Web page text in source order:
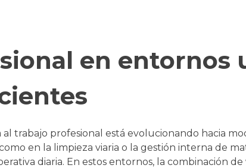
en entornos
trabajo profesional está evolucionando hacia
en la limpieza viaria o la gestión interna de
diaria. En estos entornos, la combinación